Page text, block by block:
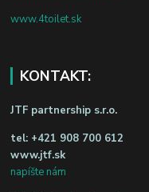
www.4toilet.sk
KONTAKT:
JTF partnership s.r.o.
tel: +421 908 700 612
www.jtf.sk
napíšte nám